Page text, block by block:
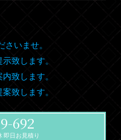
さいませ。
致します。
致します。
致します。
692
即日お見積り